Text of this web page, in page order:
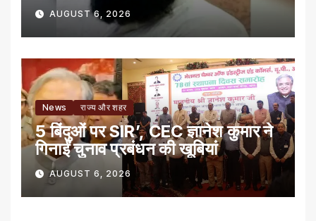
AUGUST 6, 2026
News राज्य और शहर
5 बिंदुओं पर SIR’, CEC ज्ञानेश कुमार ने
गिनाईं चुनाव प्रबंधन की खूबियां
AUGUST 6, 2026